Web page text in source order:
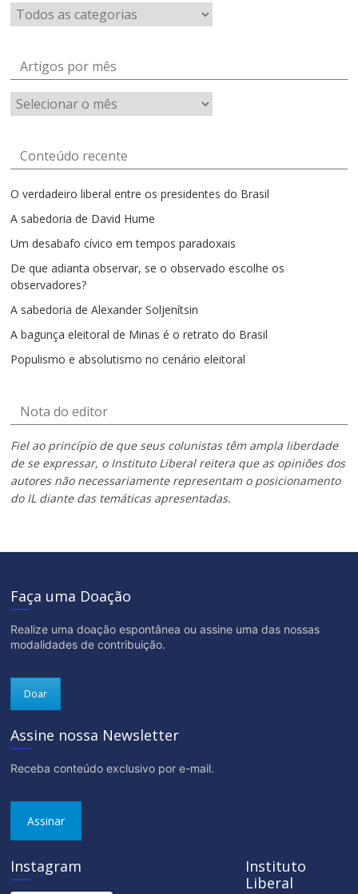
Artigos por mês
Artigos
por
Conteúdo recente
O verdadeiro liberal entre os presidentes do Brasil
A sabedoria de David Hume
Um desabafo cívico em tempos paradoxais
De que adianta observar, se o observado escolhe os
observadores?
A sabedoria de Alexander Soljenítsin
A bagunça eleitoral de Minas é o retrato do Brasil
Populismo e absolutismo no cenário eleitoral
Nota do editor
Fiel ao princípio de que seus colunistas têm ampla liberdade
de se expressar, o Instituto Liberal reitera que as opiniões dos
autores não necessariamente representam o posicionamento
do IL diante das temáticas apresentadas.
Faça uma Doação
Realize uma doação espontânea ou assine uma das nossas
modalidades de contribuição.
Doar
Assine nossa Newsletter
Receba conteúdo exclusivo por e-mail.
Assinar
Instagram
Instituto
Liberal